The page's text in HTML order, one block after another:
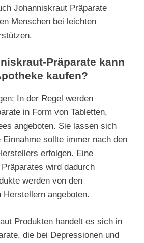
Johanniskraut Präparate
Menschen bei leichten
Präparate kann
kaufen?
In der Regel werden
in Form von Tabletten,
angeboten. Sie lassen sich
sollte immer nach den
erfolgen. Eine
wird dadurch
werden von den
angeboten.
Produkten handelt es sich in
die bei Depressionen und